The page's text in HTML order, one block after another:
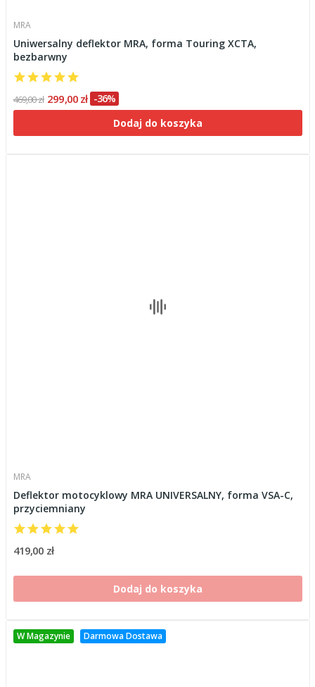
MRA
Uniwersalny deflektor MRA, forma Touring XCTA,
bezbarwny
469,00 zł 299,00 zł -36%
Dodaj do koszyka
MRA
Deflektor motocyklowy MRA UNIVERSALNY, forma VSA-C,
przyciemniany
419,00 zł
Dodaj do koszyka
W Magazynie Darmowa Dostawa